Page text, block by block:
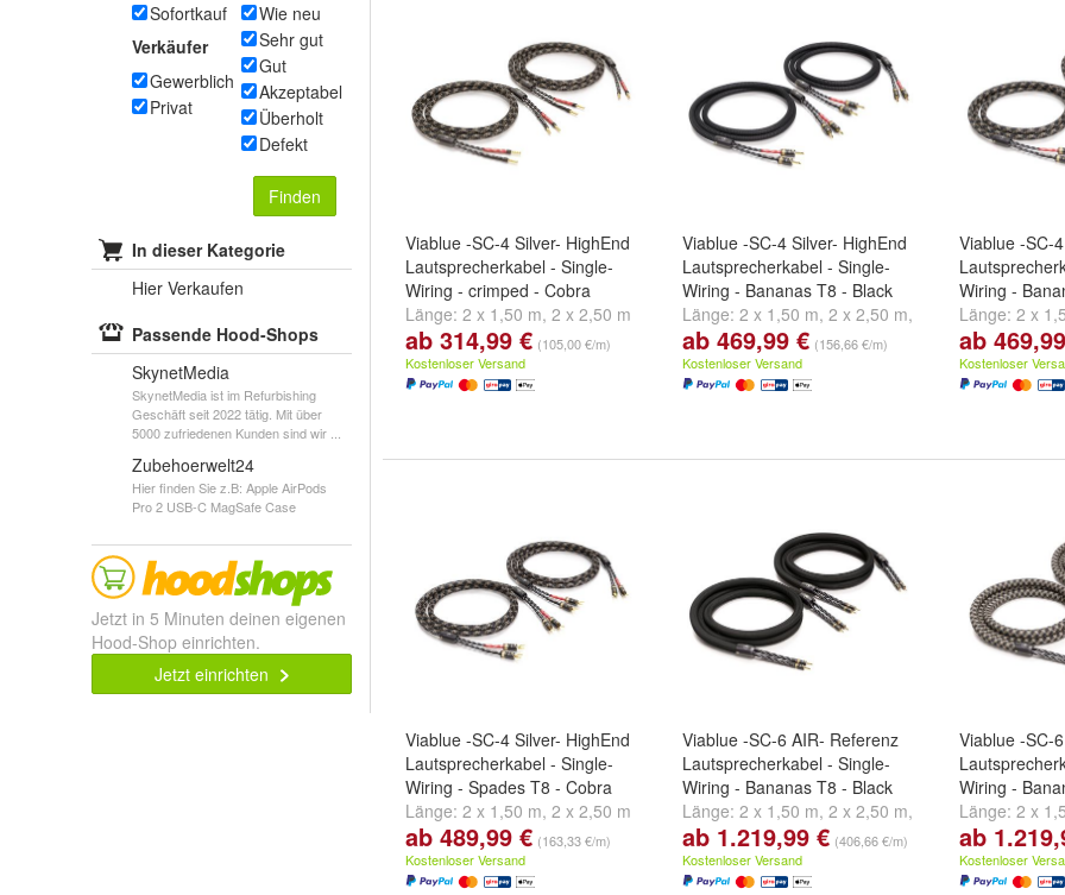
Sofortkauf
Verkäufer
Gewerblich
Privat
Wie neu
Sehr gut
Gut
Akzeptabel
Überholt
Defekt
Finden
In dieser Kategorie
Hier Verkaufen
Passende Hood-Shops
SkynetMedia
SkynetMedia ist im Refurbishing
Geschäft seit 2022 tätig. Mit über
5000 zufriedenen Kunden sind wir ...
Zubehoerwelt24
Hier finden Sie z.B: Apple AirPods
Pro 2 USB-C MagSafe Case
Jetzt in 5 Minuten deinen eigenen
Hood-Shop einrichten.
Jetzt einrichten
Viablue -SC-4 Silver- HighEnd
Lautsprecherkabel - Single-
Wiring - crimped - Cobra
Länge: 2 x 1,50 m, 2 x 2,50 m
und 2 x 3,00 m
ab 314,99 € (105,00 €/m)
Kostenloser Versand
Viablue -SC-4 Silver- HighEnd
Lautsprecherkabel - Single-
Wiring - Bananas T8 - Black
Länge: 2 x 1,50 m, 2 x 2,50 m,
2 x 3,00 m undweitere ...
ab 469,99 € (156,66 €/m)
Kostenloser Versand
Viablue -SC-
Wiring -
Länge: 2 x
2 x 3,00 m
ab
Kostenloser
Viablue -SC-4 Silver- HighEnd
Lautsprecherkabel - Single-
Wiring - Spades T8 - Cobra
Länge: 2 x 1,50 m, 2 x 2,50 m
und 2 x 3,00 m
ab 489,99 € (163,33 €/m)
Kostenloser Versand
Viablue -SC-6 AIR- Referenz
Lautsprecherkabel - Single-
Wiring - Bananas T8 - Black
Länge: 2 x 1,50 m, 2 x 2,50 m,
2 x 3,00 mundweitere ...
ab 1.219,99 € (406,66 €/m)
Kostenloser Versand
Viablue -SC-
Wiring -
Länge: 2 x
2 x 3,00 m
ab
Kostenloser